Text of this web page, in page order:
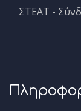
ΣΤΕΑΤ -